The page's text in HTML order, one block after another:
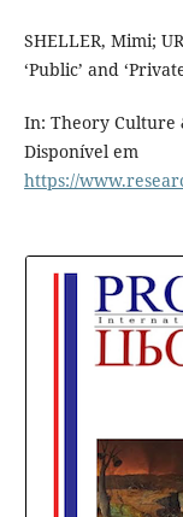
SHELLER, Mimi;
‘Public’ and
In: Theory Culture
Disponível em
https://